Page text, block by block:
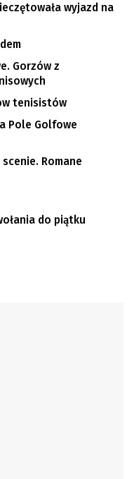
wyjazd na
Gorzów z
tenisistów
Pole Golfowe
Romane
do piątku